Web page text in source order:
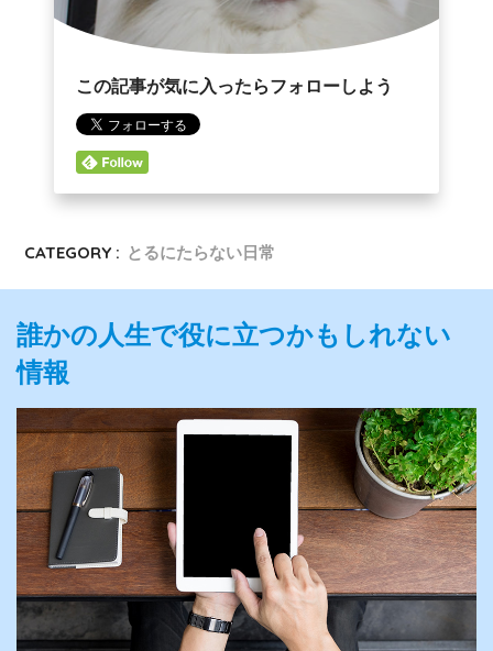
この記事が気に入ったらフォローしよう
CATEGORY : とるにたらない日常
誰かの人生で役に立つかもしれない
情報